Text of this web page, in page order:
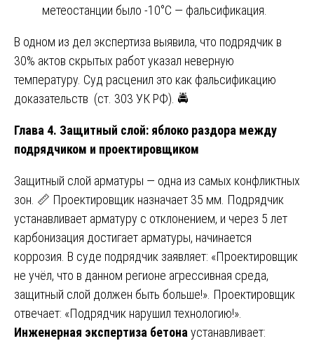
метеостанции было -10°C — фальсификация.
В одном из дел экспертиза выявила, что подрядчик в
30% актов скрытых работ указал неверную
температуру. Суд расценил это как фальсификацию
доказательств (ст. 303 УК РФ). 🚔
Глава 4. Защитный слой: яблоко раздора между
подрядчиком и проектировщиком
Защитный слой арматуры — одна из самых конфликтных
зон. 📏 Проектировщик назначает 35 мм. Подрядчик
устанавливает арматуру с отклонением, и через 5 лет
карбонизация достигает арматуры, начинается
коррозия. В суде подрядчик заявляет: «Проектировщик
не учёл, что в данном регионе агрессивная среда,
защитный слой должен быть больше!». Проектировщик
отвечает: «Подрядчик нарушил технологию!».
Инженерная экспертиза бетона устанавливает: